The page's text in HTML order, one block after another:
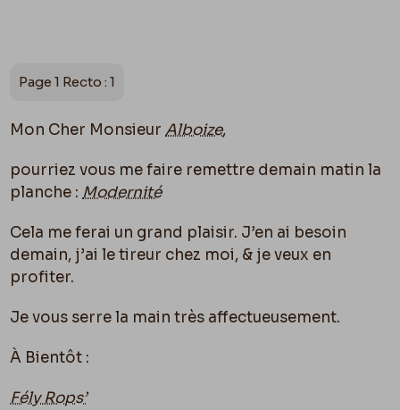
Page 1 Recto : 1
Mon Cher MonsieurAlboize,
pourriez vous me faire remettre demain matin la
planche : Modernité
Cela me ferai un grand plaisir. J’en ai besoin
demain, j’ai le tireur chez moi, & je veux en
profiter.
Je vous serre la main très affectueusement.
À Bientôt :
Fély Rops’